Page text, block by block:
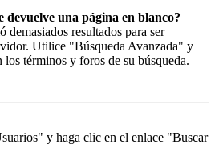
devuelve una página en blanco?
demasiados resultados para ser
Utilice "Búsqueda Avanzada" y
los términos y foros de su búsqueda.
y haga clic en el enlace "Buscar